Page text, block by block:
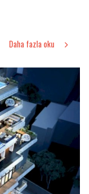
Daha fazla oku